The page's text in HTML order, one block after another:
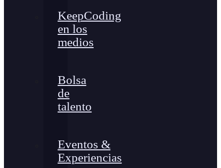
KeepCoding
en los
medios
Bolsa
de
talento
Eventos &
Experiencias